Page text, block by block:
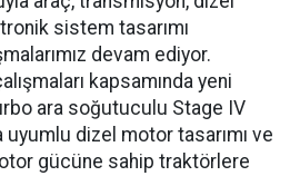
sistem tasarımı
devam ediyor.
kapsamında yeni
ara soğutuculu Stage IV
uyumlu dizel motor tasarımı ve
gücüne sahip traktörlere